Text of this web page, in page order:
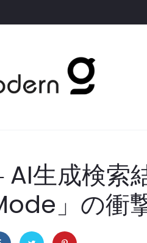
生成検索
」の衝